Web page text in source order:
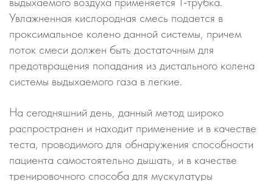
Увлажненная кислородная смесь подается в
проксимальное колено данной системы, причем
поток смеси должен быть достаточным для
предотвращения попадания из дистального колена
системы выдыхаемого газа в легкие.
На сегодняшний день, данный метод широко
распространен и находит применение и в качестве
теста, проводимого для обнаружения способности
пациента самостоятельно дышать, и в качестве
тренировочного способа для мускулатуры